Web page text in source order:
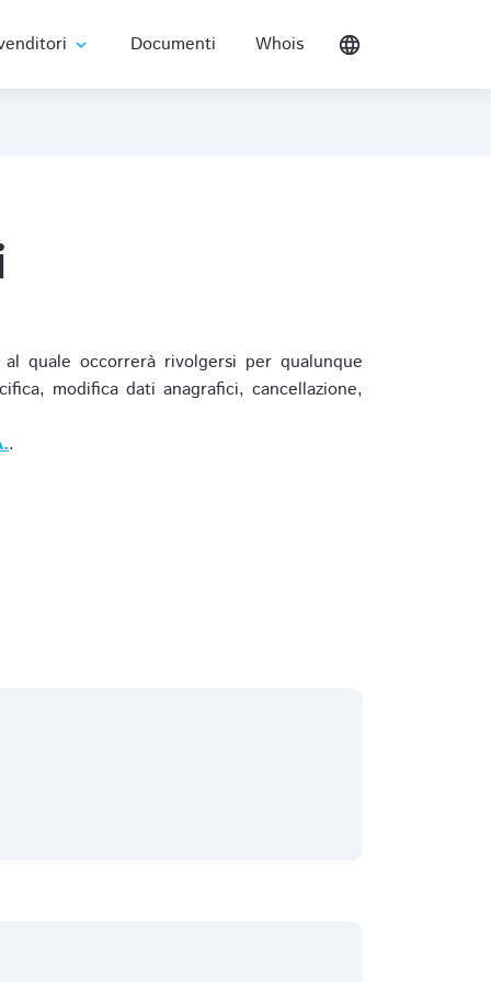
expand_more Documenti Whois language
quale occorrerà rivolgersi per qualunque
modifica dati anagrafici, cancellazione,
.